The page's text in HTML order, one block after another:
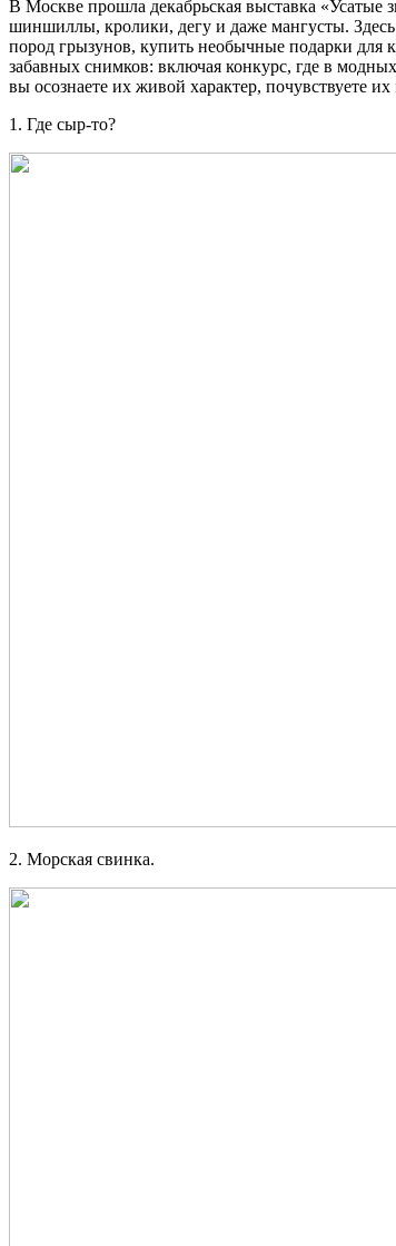
В Москве прошла декабрьская выставка «Усатые
шиншиллы, кролики, дегу и даже мангусты. Здесь
пород грызунов, купить необычные подарки для
забавных снимков: включая конкурс, где в
вы осознаете их живой характер, почувствуете
1. Где сыр-то?
2. Морская свинка.